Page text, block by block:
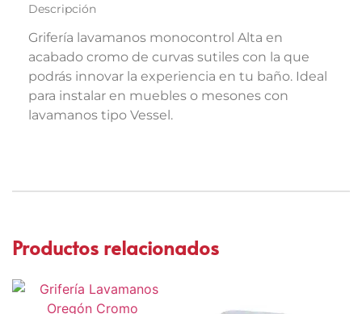
Descripción
Grifería lavamanos monocontrol Alta en
acabado cromo de curvas sutiles con la que
podrás innovar la experiencia en tu baño. Ideal
para instalar en muebles o mesones con
lavamanos tipo Vessel.
Productos relacionados